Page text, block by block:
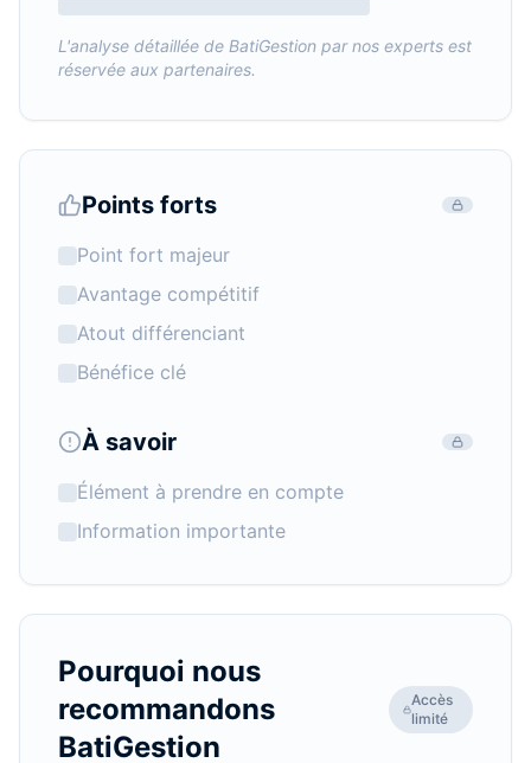
L'analyse détaillée de BatiGestion par nos experts est
réservée aux partenaires.
Points forts
Point fort majeur
Avantage compétitif
Atout différenciant
Bénéfice clé
À savoir
Élément à prendre en compte
Information importante
Pourquoi nous
recommandons
BatiGestion
Accès
limité